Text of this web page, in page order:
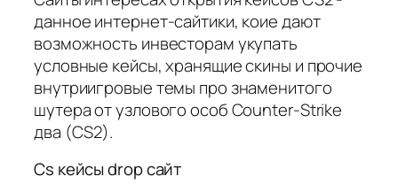
данное интернет-сайтики, коие дают
возможность инвесторам укупать
условные кейсы, хранящие скины и прочие
внутриигровые темы про знаменитого
шутера от узлового особ Counter-Strike
два (CS2).
Cs кейсы drop сайт